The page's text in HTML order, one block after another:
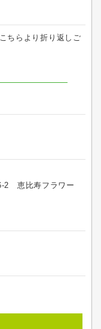
ちらより折り返しご
2 恵比寿フラワー